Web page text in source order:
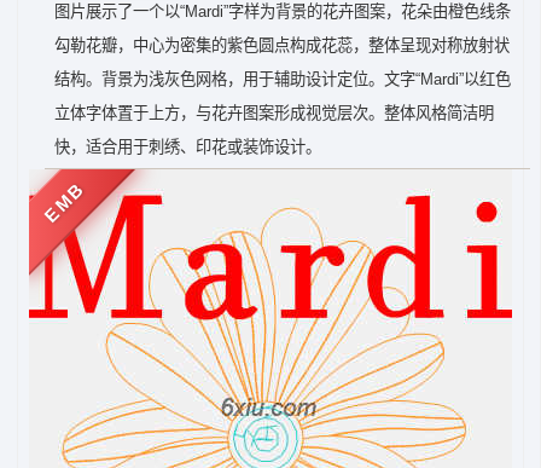
图片展示了一个以“Mardi”字样为背景的花卉图案，花朵由橙色线条
勾勒花瓣，中心为密集的紫色圆点构成花蕊，整体呈现对称放射状
结构。背景为浅灰色网格，用于辅助设计定位。文字“Mardi”以红色
立体字体置于上方，与花卉图案形成视觉层次。整体风格简洁明
快，适合用于刺绣、印花或装饰设计。
EMB